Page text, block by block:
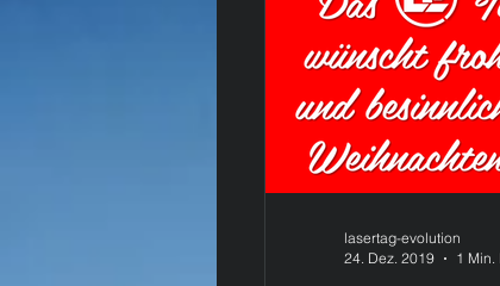
lasertag-evolution
24. Dez. 2019
1 Min.